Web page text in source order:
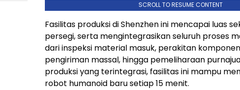
SCROLL TO RESUME CONTENT
Fasilitas produksi di Shenzhen ini mencapai luas
persegi, serta mengintegrasikan seluruh proses
dari inspeksi material masuk, perakitan
pengiriman massal, hingga pemeliharaan
produksi yang terintegrasi, fasilitas ini mampu
robot humanoid baru setiap 15 menit.